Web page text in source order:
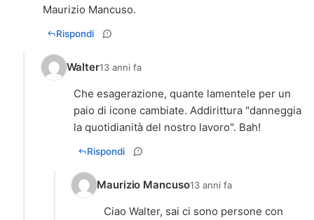
Maurizio Mancuso.
Rispondi
Walter13 anni fa
Che esagerazione, quante lamentele per un
paio di icone cambiate. Addirittura "danneggia
la quotidianità del nostro lavoro". Bah!
Rispondi
Maurizio Mancuso13 anni fa
Ciao Walter, sai ci sono persone con